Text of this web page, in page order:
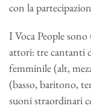
con la
I Voca People
attori: tre cantanti
femminile (alt,
(basso, baritono,
suoni straordinari